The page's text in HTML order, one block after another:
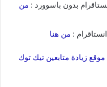
من
من هنا
موقع زيادة متابعين تيك توك